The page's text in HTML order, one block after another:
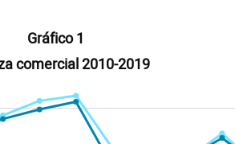
Gráfico 1
comercial 2010-2019